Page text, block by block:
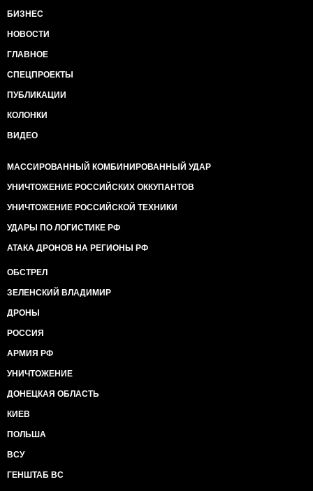
БИЗНЕС
НОВОСТИ
ГЛАВНОЕ
СПЕЦПРОЕКТЫ
ПУБЛИКАЦИИ
КОЛОНКИ
ВИДЕО
МАССИРОВАННЫЙ КОМБИНИРОВАННЫЙ УДАР
УНИЧТОЖЕНИЕ РОССИЙСКИХ ОККУПАНТОВ
УНИЧТОЖЕНИЕ РОССИЙСКОЙ ТЕХНИКИ
УДАРЫ ПО ЛОГИСТИКЕ РФ
АТАКА ДРОНОВ НА РЕГИОНЫ РФ
ОБСТРЕЛ
ЗЕЛЕНСКИЙ ВЛАДИМИР
ДРОНЫ
РОССИЯ
АРМИЯ РФ
УНИЧТОЖЕНИЕ
ДОНЕЦКАЯ ОБЛАСТЬ
КИЕВ
ПОЛЬША
ВСУ
ГЕНШТАБ ВС